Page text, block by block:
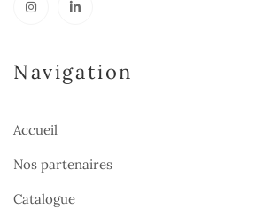
Navigation
Accueil
Nos partenaires
Catalogue